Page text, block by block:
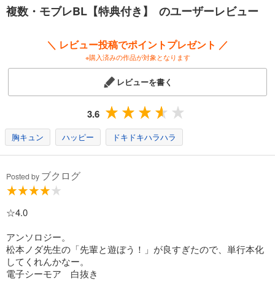
コモトミ裕間
まりぱか
《特典ペーパー》
複数・モブレBL【特典付き】 のユーザーレビュー
＼ レビュー投稿でポイントプレゼント ／
※購入済みの作品が対象となります
レビューを書く
3.6
胸キュン ハッピー ドキドキハラハラ
Posted by ブクログ
☆4.0
アンソロジー。
松本ノダ先生の「先輩と遊ぼう！」が良すぎたので、単行本化
してくれんかなー。
電子シーモア 白抜き